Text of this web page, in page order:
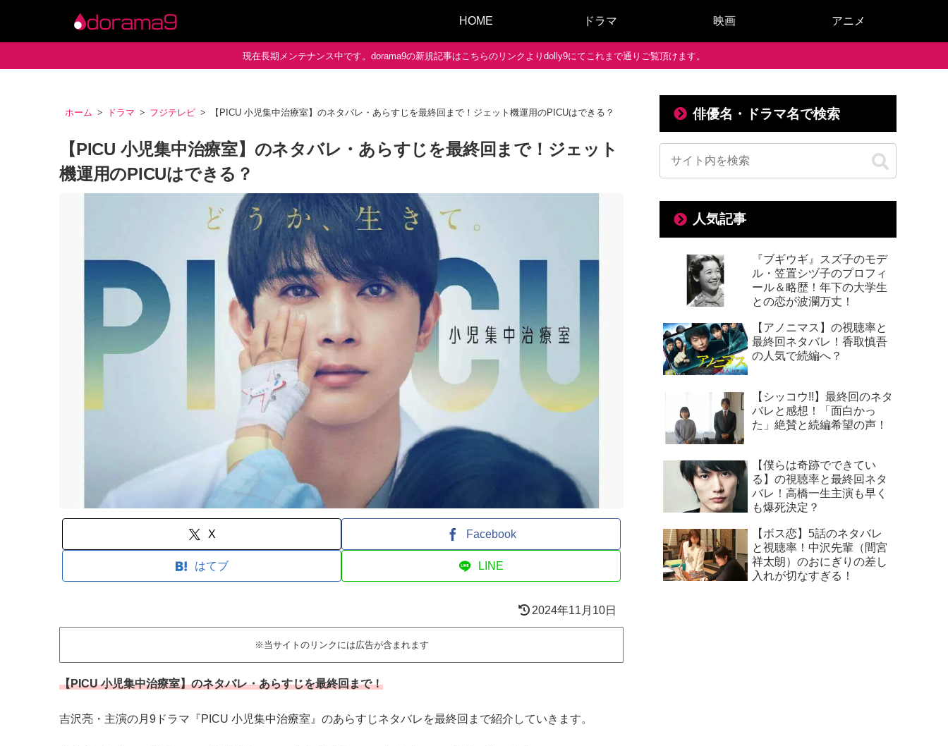
HOME ドラマ 映画 アニメ
現在長期メンテナンス中です。dorama9の新規記事はこちらのリンクよりdolly9にてこれまで通りご覧頂けます。
ホーム ドラマ フジテレビ 【PICU 小児集中治療室】のネタバレ・あらすじを最終回まで！ジェット機運用のPICUはできる？
【PICU 小児集中治療室】のネタバレ・あらすじを最終回まで！ジェット
機運用のPICUはできる？
X Facebook
はてブ LINE
2024年11月10日
※当サイトのリンクには広告が含まれます
【PICU 小児集中治療室】のネタバレ・あらすじを最終回まで！
吉沢亮・主演の月9ドラマ『PICU 小児集中治療室』のあらすじネタバレを最終回まで紹介していきます。
俳優名・ドラマ名で検索
人気記事
『ブギウギ』スズ子のモデ
ル・笠置シヅ子のプロフィ
ール＆略歴！年下の大学生
との恋が波瀾万丈！
【アノニマス】の視聴率と
最終回ネタバレ！香取慎吾
の人気で続編へ？
【シッコウ!!】最終回のネタ
バレと感想！「面白かっ
た」絶賛と続編希望の声！
【僕らは奇跡でできてい
る】の視聴率と最終回ネタ
バレ！高橋一生主演も早く
も爆死決定？
【ボス恋】5話のネタバレ
と視聴率！中沢先輩（間宮
祥太朗）のおにぎりの差し
入れが切なすぎる！